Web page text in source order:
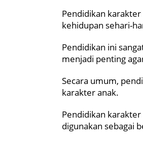
Pendidikan
kehidupan sehari-
Pendidikan ini
menjadi penting
Secara umum,
karakter anak.
Pendidikan
digunakan sebagai